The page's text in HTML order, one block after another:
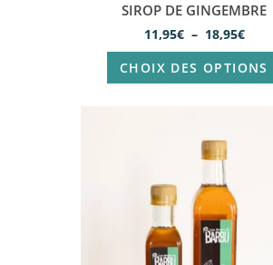
SIROP DE GINGEMBRE
11,95€ – 18,95€
CHOIX DES OPTIONS